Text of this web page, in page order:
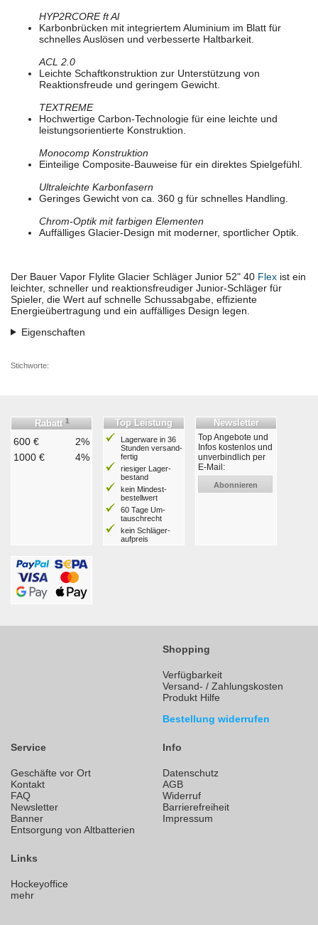
HYP2RCORE ft Al
Karbonbrücken mit integriertem Aluminium im Blatt für
schnelles Auslösen und verbesserte Haltbarkeit.
ACL 2.0
Leichte Schaftkonstruktion zur Unterstützung von
Reaktionsfreude und geringem Gewicht.
TEXTREME
Hochwertige Carbon-Technologie für eine leichte und
leistungsorientierte Konstruktion.
Monocomp Konstruktion
Einteilige Composite-Bauweise für ein direktes Spielgefühl.
Ultraleichte Karbonfasern
Geringes Gewicht von ca. 360 g für schnelles Handling.
Chrom-Optik mit farbigen Elementen
Auffälliges Glacier-Design mit moderner, sportlicher Optik.
Der Bauer Vapor Flylite Glacier Schläger Junior 52" 40 Flex ist ein
leichter, schneller und reaktionsfreudiger Junior-Schläger für
Spieler, die Wert auf schnelle Schussabgabe, effiziente
Energieübertragung und ein auffälliges Design legen.
Eigenschaften
Stichworte:
Rabatt 1
600 €
2%
1000 €
4%
Top Leistung
Lagerware in 36
Stunden ver­sand­
fertig
riesiger Lager­
bestand
kein Mindest­
bestell­wert
60 Tage Um­
tausch­recht
kein Schläger­
aufpreis
Newsletter
Top Angebote und
Infos kostenlos und
unverbindlich per
E-Mail:
Abonnieren
Shopping
Verfügbarkeit
Versand- / Zahlungskosten
Produkt Hilfe
Bestellung widerrufen
Service
Geschäfte vor Ort
Kontakt
FAQ
Newsletter
Banner
Entsorgung von Altbatterien
Info
Datenschutz
AGB
Widerruf
Barrierefreiheit
Impressum
Links
Hockeyoffice
mehr